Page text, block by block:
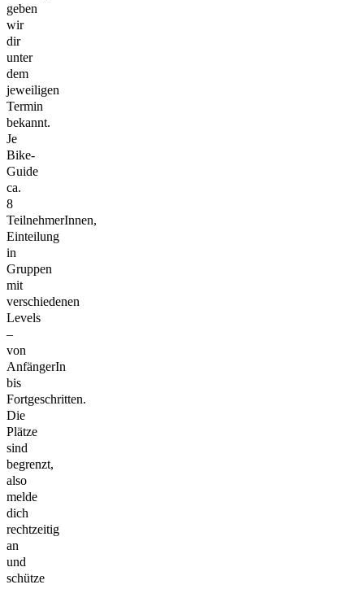
geben
wir
dir
unter
dem
jeweiligen
Termin
bekannt.
Je
Bike-
Guide
ca.
8
TeilnehmerInnen,
Einteilung
in
Gruppen
mit
verschiedenen
Levels
–
von
AnfängerIn
bis
Fortgeschritten.
Die
Plätze
sind
begrenzt,
also
melde
dich
rechtzeitig
an
und
schütze